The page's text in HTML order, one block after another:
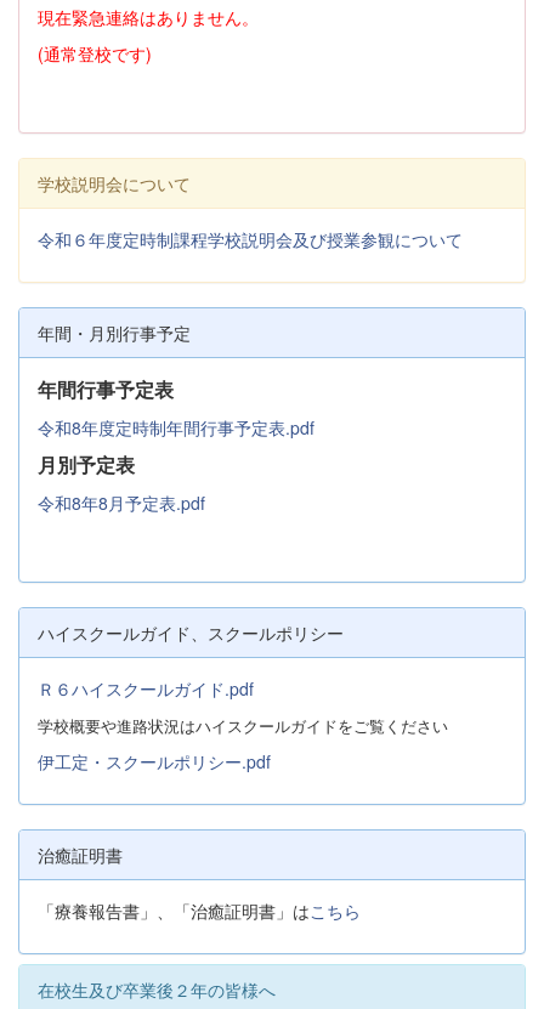
現在緊急連絡はありません。
(通常登校です)
学校説明会について
令和６年度定時制課程学校説明会及び授業参観について
年間・月別行事予定
年間行事予定表
令和8年度定時制年間行事予定表.pdf
月別予定表
令和8年8月予定表.pdf
ハイスクールガイド、スクールポリシー
Ｒ６ハイスクールガイド.pdf
学校概要や進路状況はハイスクールガイドをご覧ください
伊工定・スクールポリシー.pdf
治癒証明書
「療養報告書」、「治癒証明書」はこちら
在校生及び卒業後２年の皆様へ